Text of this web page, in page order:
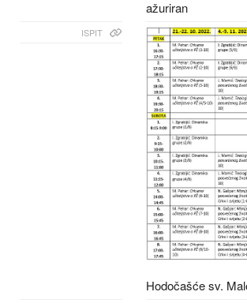
ažuriran
ISPIT
Hodočašće sv.